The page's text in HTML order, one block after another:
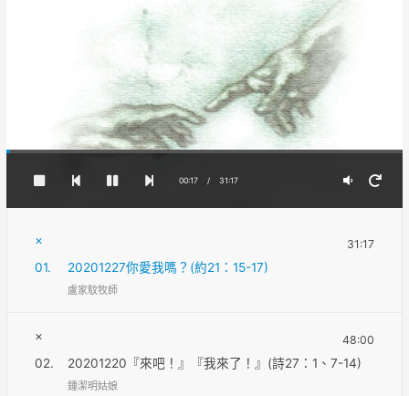
00:17 / 31:17
×
01.
20201227你愛我嗎？(約21：15-17)
31:17
盧家馼牧師
×
02.
20201220『來吧！』『我來了！』(詩27：1、7-14)
48:00
鍾潔明姑娘